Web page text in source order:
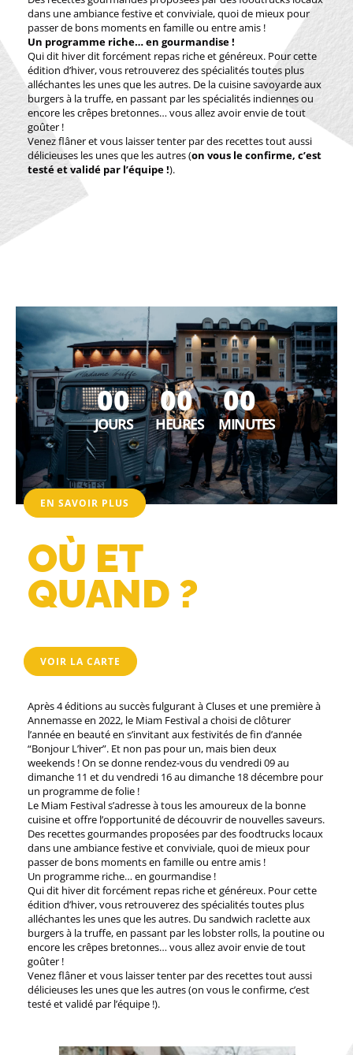
dans une ambiance festive et conviviale, quoi de mieux pour
passer de bons moments en famille ou entre amis !
Un programme riche… en gourmandise !
Qui dit hiver dit forcément repas riche et généreux. Pour cette
édition d’hiver, vous retrouverez des spécialités toutes plus
alléchantes les unes que les autres. De la cuisine savoyarde aux
burgers à la truffe, en passant par les spécialités indiennes ou
encore les crêpes bretonnes… vous allez avoir envie de tout
goûter !
Venez flâner et vous laisser tenter par des recettes tout aussi
délicieuses les unes que les autres (on vous le confirme, c’est
testé et validé par l’équipe !).
00
JOURS
00
HEURES
00
MINUTES
OÙ ET
QUAND ?
EN SAVOIR PLUS
VOIR LA CARTE
Après 4 éditions au succès fulgurant à Cluses et une première à
Annemasse en 2022, le Miam Festival a choisi de clôturer
l’année en beauté en s’invitant aux festivités de fin d’année
“Bonjour L’hiver”. Et non pas pour un, mais bien deux
weekends ! On se donne rendez-vous du vendredi 09 au
dimanche 11 et du vendredi 16 au dimanche 18 décembre pour
un programme de folie !
Le Miam Festival s’adresse à tous les amoureux de la bonne
cuisine et offre l’opportunité de découvrir de nouvelles saveurs.
Des recettes gourmandes proposées par des foodtrucks locaux
dans une ambiance festive et conviviale, quoi de mieux pour
passer de bons moments en famille ou entre amis !
Un programme riche… en gourmandise !
Qui dit hiver dit forcément repas riche et généreux. Pour cette
édition d’hiver, vous retrouverez des spécialités toutes plus
alléchantes les unes que les autres. Du sandwich raclette aux
burgers à la truffe, en passant par les lobster rolls, la poutine ou
encore les crêpes bretonnes… vous allez avoir envie de tout
goûter !
Venez flâner et vous laisser tenter par des recettes tout aussi
délicieuses les unes que les autres (on vous le confirme, c’est
testé et validé par l’équipe !).